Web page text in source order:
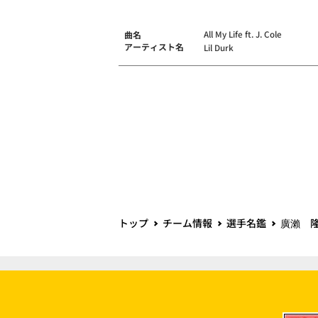
曲名
アーティスト名
All My Life ft. J. Cole
Lil Durk
トップ チーム情報 選手名鑑 廣瀨